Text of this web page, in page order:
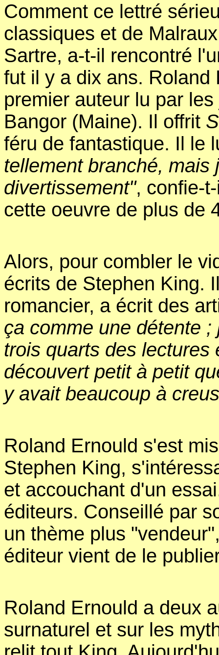
Comment ce lettré
classiques et de
Sartre, a-t-il rencontré
fut il y a dix ans.
premier auteur lu par
Bangor (Maine). Il offrit
féru de fantastique. Il le
tellement branché, mais
divertissement", confie-
cette oeuvre de plus de
Alors, pour combler le
écrits de Stephen King.
romancier, a écrit des
ça comme une détente
trois quarts des lectures
découvert petit à petit
y avait beaucoup à
Roland Ernould s'est
Stephen King,
et accouchant d'un
éditeurs. Conseillé par
un thème plus
éditeur vient de le
Roland Ernould a deux
surnaturel et sur les